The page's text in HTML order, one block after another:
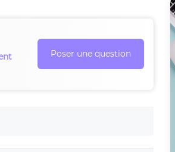
Poser une question